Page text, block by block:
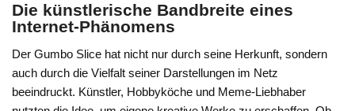
Die künstlerische Bandbreite eines
Internet-Phänomens
Der Gumbo Slice hat nicht nur durch seine Herkunft, sondern
auch durch die Vielfalt seiner Darstellungen im Netz
beeindruckt. Künstler, Hobbyköche und Meme-Liebhaber